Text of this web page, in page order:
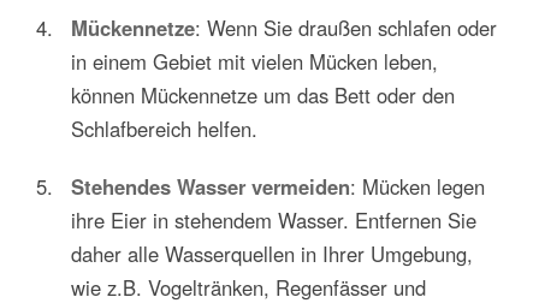
Mückennetze: Wenn Sie draußen schlafen oder
in einem Gebiet mit vielen Mücken leben,
können Mückennetze um das Bett oder den
Schlafbereich helfen.
Stehendes Wasser vermeiden: Mücken legen
ihre Eier in stehendem Wasser. Entfernen Sie
daher alle Wasserquellen in Ihrer Umgebung,
wie z.B. Vogeltränken, Regenfässer und